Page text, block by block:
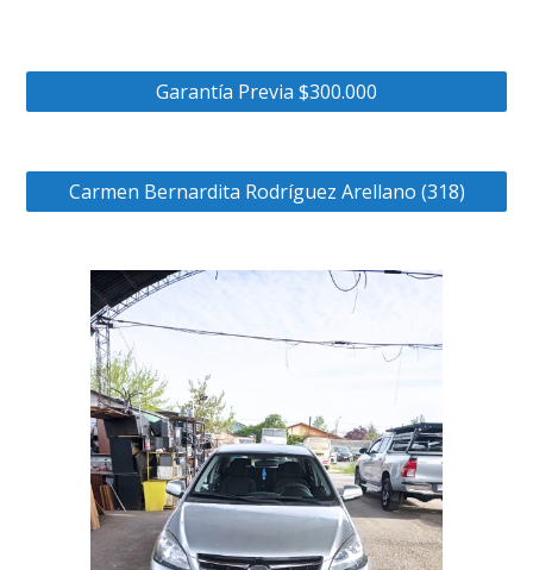
Garantía Previa $300.000
Carmen Bernardita Rodríguez Arellano (318)